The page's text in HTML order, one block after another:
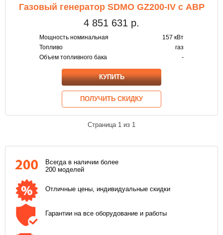
Газовый генератор SDMO GZ200-IV с АВР
4 851 631 р.
Мощность номинальная
157 кВт
Топливо
газ
Объем топливного бака
-
КУПИТЬ
ПОЛУЧИТЬ СКИДКУ
Страница 1 из 1
Всегда в наличии более
200 моделей
Отличные цены, индивидуальные скидки
Гарантии на все оборудование и работы